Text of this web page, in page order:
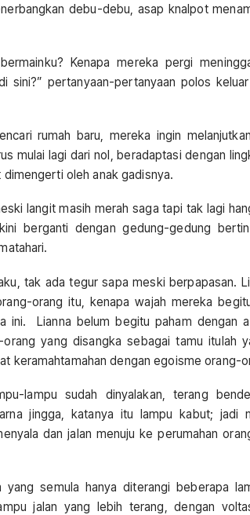
debu-debu, asap knalpot
Kenapa mereka pergi
sini?” pertanyaan-pertanyaan polos
rumah baru, mereka ingin
mulai lagi dari nol, beradaptasi dengan
oleh anak gadisnya.
langit masih merah saga tapi tak lagi
berganti dengan gedung-gedung
tak ada tegur sapa meski berpapasan.
orang itu, kenapa wajah mereka
ini. Lianna belum begitu paham dengan
orang yang disangka sebagai tamu itulah
keramahtamahan dengan egoisme orang-
lampu sudah dinyalakan, terang
jingga, katanya itu lampu kabut; jadi
dan jalan menuju ke perumahan
semula hanya diterangi beberapa
jalan yang lebih terang, dengan